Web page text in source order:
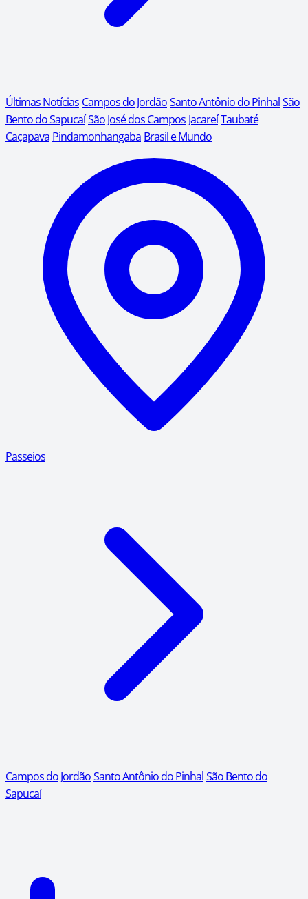
Últimas Notícias Campos do JordãoSanto Antônio do PinhalSão
Bento do SapucaíSão José dos Campos JacareíTaubaté
Caçapava Pindamonhangaba Brasil e Mundo
Passeios
Campos do JordãoSanto Antônio do PinhalSão Bento do
Sapucaí